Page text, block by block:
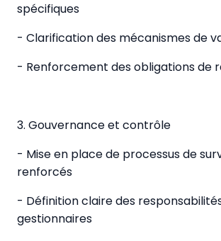
spécifiques
- Clarification des mécanismes de
- Renforcement des obligations de
3. Gouvernance et contrôle
- Mise en place de processus de
renforcés
- Définition claire des
gestionnaires